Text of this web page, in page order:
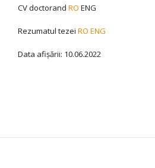
CV doctorand RO ENG
Rezumatul tezei RO ENG
Data afişării: 10.06.2022